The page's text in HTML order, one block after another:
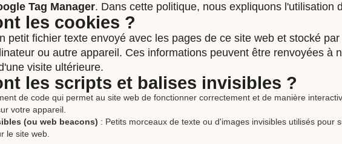
Tag Manager. Dans cette politique, nous expliquons l'utilisation
les cookies ?
petit fichier texte envoyé avec les pages de ce site web et stocké
ou autre appareil. Ces informations peuvent être renvoyées à
visite ultérieure.
les scripts et balises invisibles ?
de code qui permet au site web de fonctionner correctement et de manière
votre appareil.
(ou web beacons) : Petits morceaux de texte ou d'images invisibles utilisés pour
le site web.